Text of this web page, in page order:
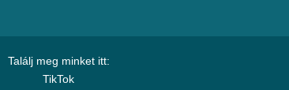
Találj meg minket itt:
TikTok